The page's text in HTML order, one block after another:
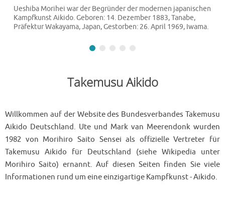
Ueshiba Morihei war der Begründer der modernen japanischen
Kampfkunst Aikido. Geboren: 14. Dezember 1883, Tanabe,
Präfektur Wakayama, Japan, Gestorben: 26. April 1969, Iwama.
Takemusu Aikido
Willkommen auf der Website des Bundesverbandes Takemusu
Aikido Deutschland. Ute und Mark van Meerendonk wurden
1982 von Morihiro Saito Sensei als offizielle Vertreter für
Takemusu Aikido für Deutschland (siehe Wikipedia unter
Morihiro Saito) ernannt. Auf diesen Seiten finden Sie viele
Informationen rund um eine einzigartige Kampfkunst - Aikido.